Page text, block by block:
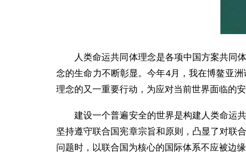
人类命运共同体理念是各项中国方案共同体
念的生命力不断彰显。今年4月，我在博鳌亚
理念的又一重要行动，为应对当前世界面临的安
建设一个普遍安全的世界是构建人类命运共
坚持遵守联合国宪章宗旨和原则，凸显了对联
问题时，以联合国为核心的国际体系不应被边缘